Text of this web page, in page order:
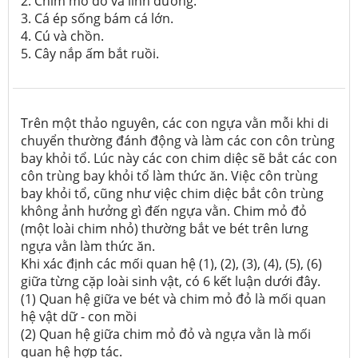
3. Cá ép sống bám cá lớn.
4. Cú và chồn.
5. Cây nắp ấm bắt ruồi.
Trên một thảo nguyên, các con ngựa vằn mỗi khi di
chuyển thường đánh động và làm các con côn trùng
bay khỏi tổ. Lúc này các con chim diệc sẽ bắt các con
côn trùng bay khỏi tổ làm thức ăn. Việc côn trùng
bay khỏi tổ, cũng như việc chim diệc bắt côn trùng
không ảnh hưởng gì đến ngựa vằn. Chim mỏ đỏ
(một loài chim nhỏ) thường bắt ve bét trên lưng
ngựa vằn làm thức ăn.
Khi xác định các mối quan hệ (1), (2), (3), (4), (5), (6)
giữa từng cặp loài sinh vật, có 6 kết luận dưới đây.
(1) Quan hệ giữa ve bét và chim mỏ đỏ là mối quan
hệ vật dữ - con mồi
(2) Quan hệ giữa chim mỏ đỏ và ngựa vằn là mối
quan hệ hợp tác.